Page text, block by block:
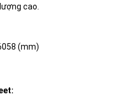
cao.
(mm)